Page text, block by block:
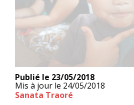
Publié le 23/05/2018
Mis à jour le 24/05/2018
Sanata Traoré